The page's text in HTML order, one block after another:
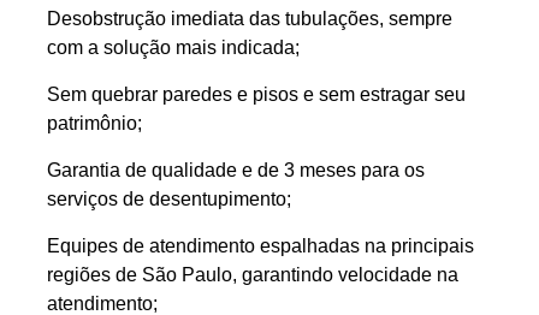
Desobstrução imediata das tubulações, sempre
com a solução mais indicada;
Sem quebrar paredes e pisos e sem estragar seu
patrimônio;
Garantia de qualidade e de 3 meses para os
serviços de desentupimento;
Equipes de atendimento espalhadas na principais
regiões de São Paulo, garantindo velocidade na
atendimento;